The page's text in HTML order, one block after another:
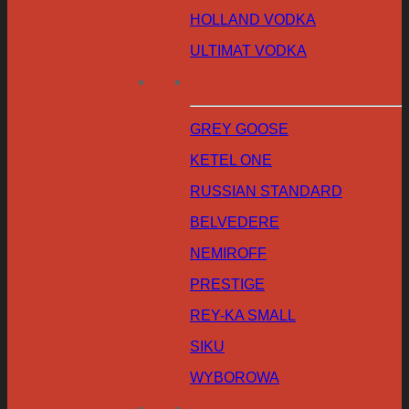
HOLLAND VODKA
ULTIMAT VODKA
GREY GOOSE
KETEL ONE
RUSSIAN STANDARD
BELVEDERE
NEMIROFF
PRESTIGE
REY-KA SMALL
SIKU
WYBOROWA